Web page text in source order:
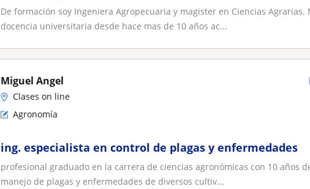
De formación soy Ingeniera Agropecuaria y magister en Ciencias Agrarias.
docencia universitaria desde hace mas de 10 años ac...
Miguel Angel
Clases on line
Agronomía
ing. especialista en control de plagas y enfermedades
profesional graduado en la carrera de ciencias agronómicas con 10 años
manejo de plagas y enfermedades de diversos cultiv...